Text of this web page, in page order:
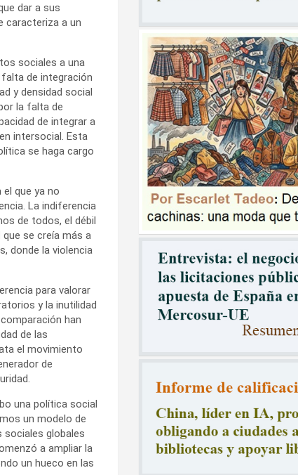
dar a sus
caracteriza a un
sociales a una
falta de integración
y densidad social
la falta de
de integrar a
intersocial. Esta
se haga cargo
que ya no
La indiferencia
de todos, el débil
se creía más a
donde la violencia
para valorar
y la inutilidad
han
de las
el movimiento
de
una política social
un modelo de
sociales globales
a ampliar la
un hueco en las